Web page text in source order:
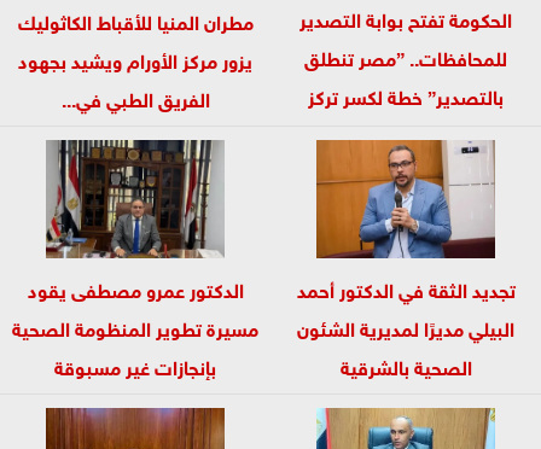
الحكومة تفتح بوابة التصدير
للمحافظات.. ”مصر تنطلق
بالتصدير” خطة لكسر تركز
45%...
مطران المنيا للأقباط الكاثوليك
يزور مركز الأورام ويشيد بجهود
الفريق الطبي في...
تجديد الثقة في الدكتور أحمد
البيلي مديرًا لمديرية الشئون
الصحية بالشرقية
الدكتور عمرو مصطفى يقود
مسيرة تطوير المنظومة الصحية
بإنجازات غير مسبوقة